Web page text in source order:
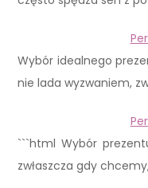
Wybór idealnego
nie lada wyzwaniem,
```html Wybór
zwłaszcza gdy